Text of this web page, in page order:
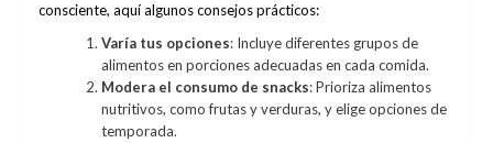
consciente, aquí algunos consejos prácticos:
Varía tus opciones: Incluye diferentes grupos de
alimentos en porciones adecuadas en cada comida.
Modera el consumo de snacks: Prioriza alimentos
nutritivos, como frutas y verduras, y elige opciones de
temporada.